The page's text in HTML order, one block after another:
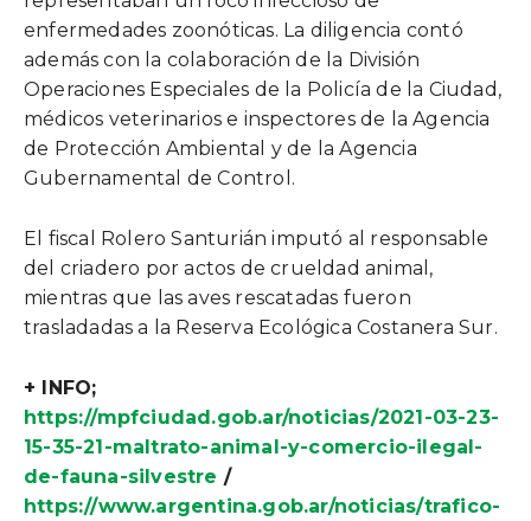
enfermedades zoonóticas. La diligencia contó
además con la colaboración de la División
Operaciones Especiales de la Policía de la Ciudad,
médicos veterinarios e inspectores de la Agencia
de Protección Ambiental y de la Agencia
Gubernamental de Control.
El fiscal Rolero Santurián imputó al responsable
del criadero por actos de crueldad animal,
mientras que las aves rescatadas fueron
trasladadas a la Reserva Ecológica Costanera Sur.
+ INFO;
https://mpfciudad.gob.ar/noticias/2021-03-23-
15-35-21-maltrato-animal-y-comercio-ilegal-
de-fauna-silvestre /
https://www.argentina.gob.ar/noticias/trafico-